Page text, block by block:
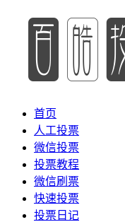
首页
人工投票
微信投票
投票教程
微信刷票
快速投票
投票日记